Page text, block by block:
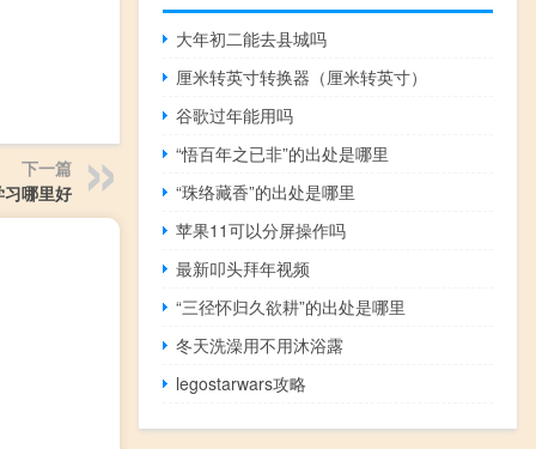
下一篇
哪里好
大年初二能去县城吗
厘米转英寸转换器（厘米转英寸）
谷歌过年能用吗
“悟百年之已非”的出处是哪里
“珠络藏香”的出处是哪里
苹果11可以分屏操作吗
最新叩头拜年视频
“三径怀归久欲耕”的出处是哪里
冬天洗澡用不用沐浴露
legostarwars攻略